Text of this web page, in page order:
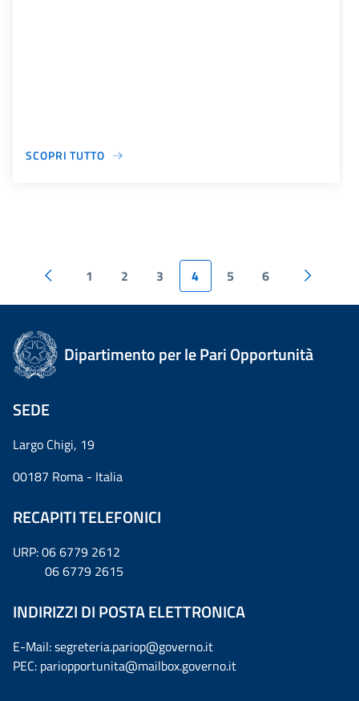
SCOPRI TUTTO
1 2 3 4 5 6
Dipartimento per le Pari Opportunità
SEDE
Largo Chigi, 19
00187 Roma - Italia
RECAPITI TELEFONICI
URP: 06 6779 2612
06 6779 2615
INDIRIZZI DI POSTA ELETTRONICA
E-Mail: segreteria.pariop@governo.it
PEC: pariopportunita@mailbox.governo.it